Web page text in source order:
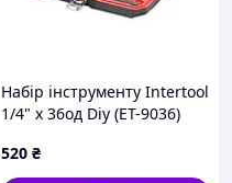
Набір інструменту Intertool
1/4" x 36од Diy (ET-9036)
520 ₴